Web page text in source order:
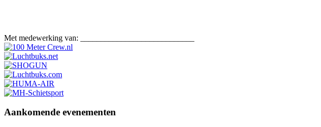
Met medewerking van: ____________________________
Aankomende evenementen